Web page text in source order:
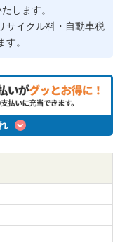
します。
サイクル料・自動車税
。